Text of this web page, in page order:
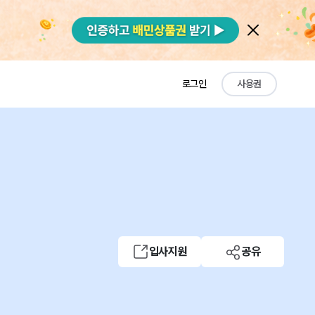
로그인 사용권
입사지원 공유